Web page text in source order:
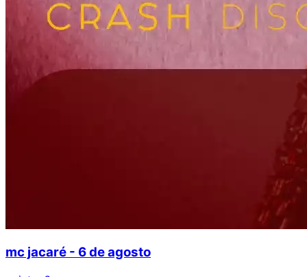
mc jacaré - 6 de agosto